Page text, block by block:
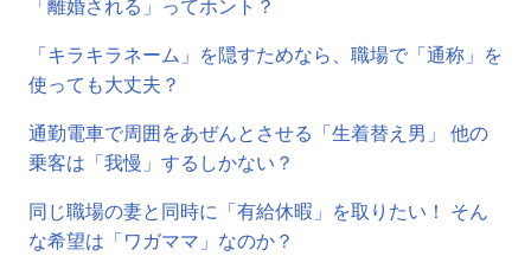
「離婚される」ってホント？
「キラキラネーム」を隠すためなら、職場で「通称」を
使っても大丈夫？
通勤電車で周囲をあぜんとさせる「生着替え男」 他の
乗客は「我慢」するしかない？
同じ職場の妻と同時に「有給休暇」を取りたい！ そん
な希望は「ワガママ」なのか？